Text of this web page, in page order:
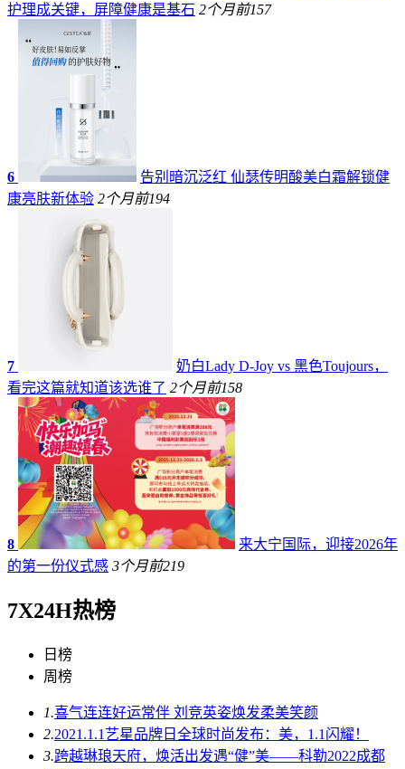
护理成关键，屏障健康是基石 2个月前157
6
告别暗沉泛红 仙瑟传明酸美白霜解锁健
康亮肤新体验 2个月前194
7
奶白Lady D-Joy vs 黑色Toujours，
看完这篇就知道该选谁了 2个月前158
8
来大宁国际，迎接2026年
的第一份仪式感 3个月前219
7X24H热榜
日榜
周榜
1.喜气连连好运常伴 刘竞英姿焕发柔美笑颜
2.2021.1.1艺星品牌日全球时尚发布：美，1.1闪耀！
3.跨越琳琅天府，焕活出发遇“健”美——科勒2022成都